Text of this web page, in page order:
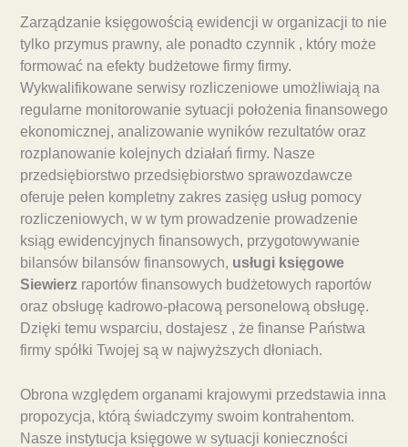
Zarządzanie księgowością ewidencji w organizacji to nie
tylko przymus prawny, ale ponadto czynnik , który może
formować na efekty budżetowe firmy firmy.
Wykwalifikowane serwisy rozliczeniowe umożliwiają na
regularne monitorowanie sytuacji położenia finansowego
ekonomicznej, analizowanie wyników rezultatów oraz
rozplanowanie kolejnych działań firmy. Nasze
przedsiębiorstwo przedsiębiorstwo sprawozdawcze
oferuje pełen kompletny zakres zasięg usług pomocy
rozliczeniowych, w w tym prowadzenie prowadzenie
ksiąg ewidencyjnych finansowych, przygotowywanie
bilansów bilansów finansowych, usługi księgowe
Siewierz raportów finansowych budżetowych raportów
oraz obsługę kadrowo-płacową personelową obsługę.
Dzięki temu wsparciu, dostajesz , że finanse Państwa
firmy spółki Twojej są w najwyższych dłoniach.
Obrona względem organami krajowymi przedstawia inna
propozycja, którą świadczymy swoim kontrahentom.
Nasze instytucja księgowe w sytuacji konieczności